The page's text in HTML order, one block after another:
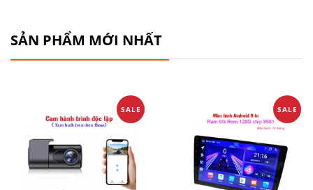
SẢN PHẨM MỚI NHẤT
SALE SALE